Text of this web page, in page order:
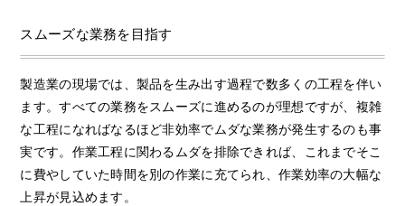
スムーズな業務を目指す
製造業の現場では、製品を生み出す過程で数多くの工程を伴い
ます。すべての業務をスムーズに進めるのが理想ですが、複雑
な工程になればなるほど非効率でムダな業務が発生するのも事
実です。作業工程に関わるムダを排除できれば、これまでそこ
に費やしていた時間を別の作業に充てられ、作業効率の大幅な
上昇が見込めます。